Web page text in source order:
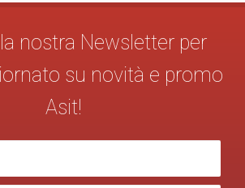
nostra Newsletter per
su novità e promo
Asit!